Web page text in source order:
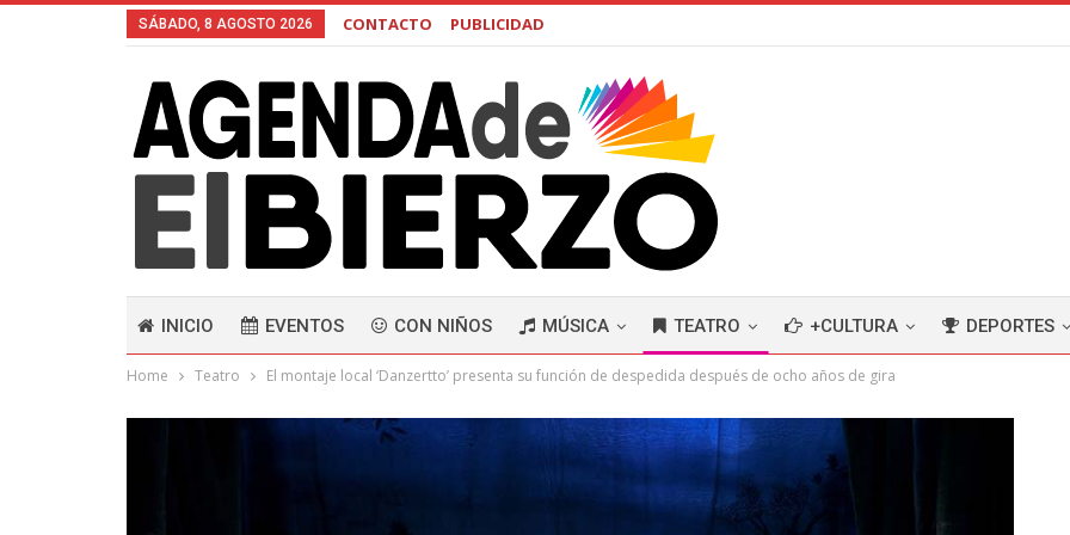
SÁBADO, 8 AGOSTO 2026 CONTACTO PUBLICIDAD
INICIO EVENTOS CON NIÑOS MÚSICA TEATRO +CULTURA DEPORTES
Home Teatro El montaje local ‘Danzertto’ presenta su función de despedida después de ocho años de gira